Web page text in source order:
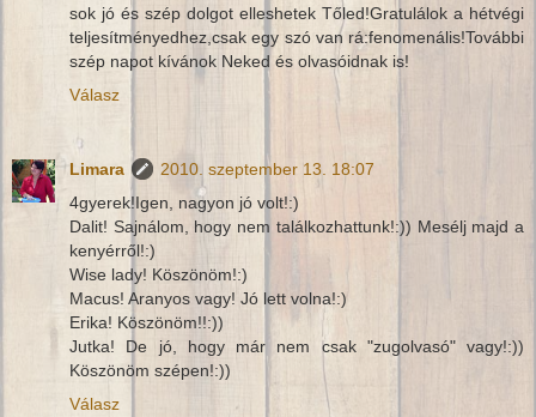
sok jó és szép dolgot elleshetek Tőled!Gratulálok a hétvégi
teljesítményedhez,csak egy szó van rá:fenomenális!További
szép napot kívánok Neked és olvasóidnak is!
Válasz
Limara
2010. szeptember 13. 18:07
4gyerek!Igen, nagyon jó volt!:)
Dalit! Sajnálom, hogy nem találkozhattunk!:)) Mesélj majd a
kenyérről!:)
Wise lady! Köszönöm!:)
Macus! Aranyos vagy! Jó lett volna!:)
Erika! Köszönöm!!:))
Jutka! De jó, hogy már nem csak "zugolvasó" vagy!:))
Köszönöm szépen!:))
Válasz